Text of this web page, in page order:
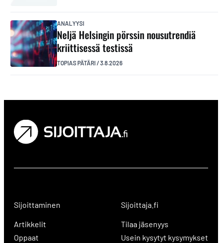
ANALYYSI
Neljä Helsingin pörssin nousutrendiä
kriittisessä testissä
TOPIAS PÄTÄRI/3.8.2026
Sijoittaminen
Artikkelit
Oppaat
Sijoittaja.fi
Tilaa jäsenyys
Usein kysytyt kysymykset